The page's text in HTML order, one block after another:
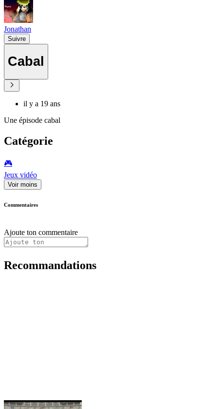
Jonathan
Suivre
Cabal
il y a 19 ans
Une épisode cabal
Catégorie
🎮️
Jeux vidéo
Voir moins
Commentaires
Ajoute ton commentaire
Recommandations